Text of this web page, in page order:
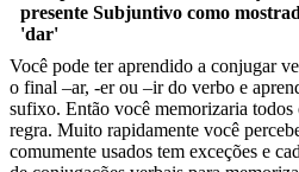
presente Subjuntivo como
'dar'
Você pode ter aprendido a conjugar
o final –ar, -er ou –ir do verbo e
sufixo. Então você memorizaria todos
regra. Muito rapidamente você
comumente usados tem exceções e